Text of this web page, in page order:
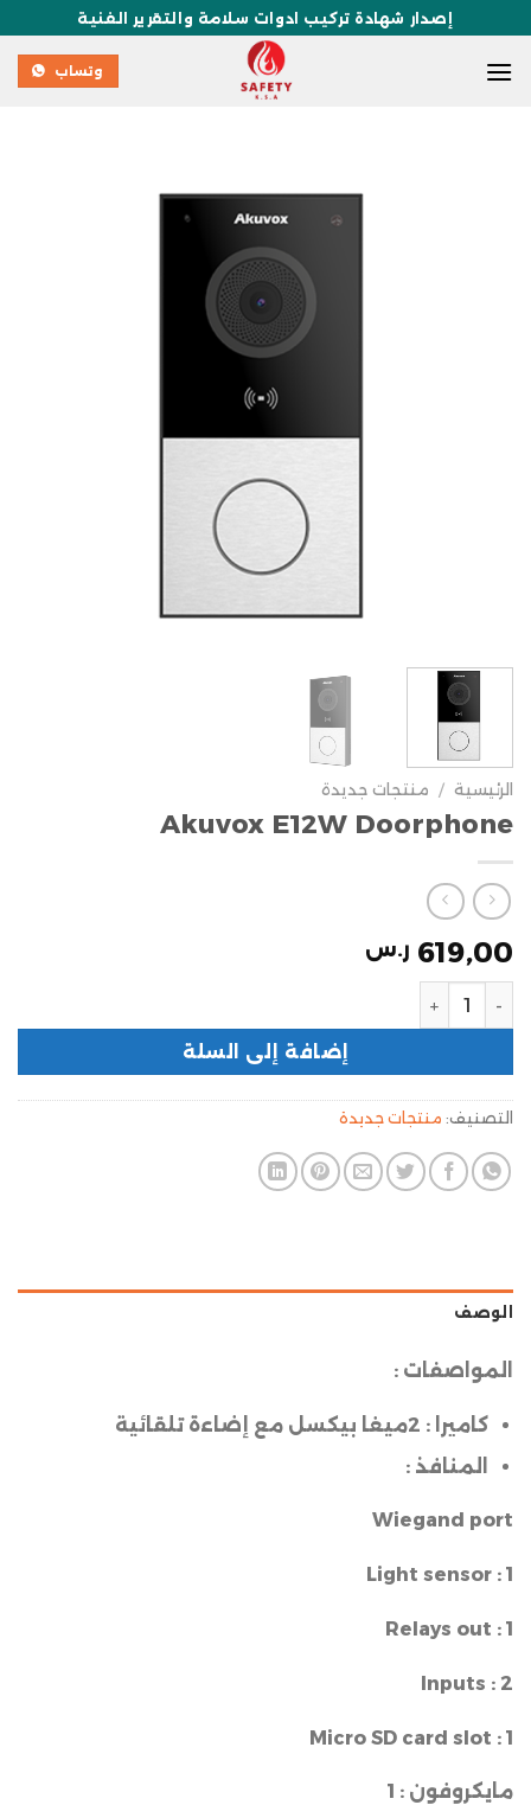
إصدار شهادة تركيب ادوات سلامة والتقرير الفنية
وتساب
الرئيسية / منتجات جديدة
Akuvox E12W Doorphone
619,00 ر.س
إضافة إلى السلة
التصنيف: منتجات جديدة
الوصف
المواصفات :
كاميرا : 2ميغا بيكسل مع إضاءة تلقائية
المنافذ :
Wiegand port
Light sensor : 1
Relays out : 1
Inputs : 2
Micro SD card slot : 1
مايكروفون : 1